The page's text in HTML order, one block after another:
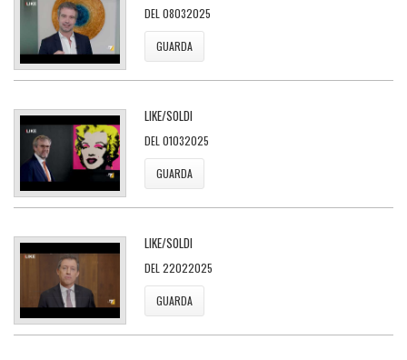
DEL 08032025
GUARDA
LIKE/SOLDI
DEL 01032025
GUARDA
LIKE/SOLDI
DEL 22022025
GUARDA